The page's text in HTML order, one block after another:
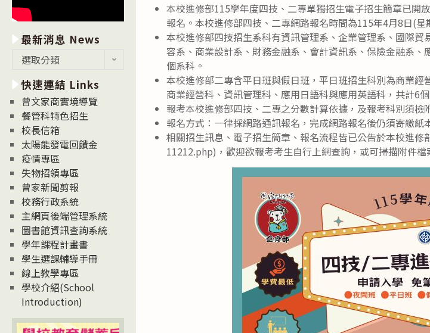
本校進修部115學年度四技、二專單獨招生電子招生簡章已開
報名。本校進修部四技、二專網路報名時間為115年4月8日(
本校進修部四技招生系科有資訊管理系、企業管理系、國際
容系、商業設計系、財務金融系、會計資訊系、保險金融系
個系科。
本校進修部二專含平日班與假日班，平日班招生科別為商業經
商業經營科、資訊管理科、應用日語科與應用英語科，共計6個
報考本校進修部四技、二專之分數計算依據，及報考科別須檢
報名方式：一律採網路通訊報名，完成網路報名後仍須寄繳紙
相關招生訊息、電子招生簡章、報名流程皆已公告於本校進
11212.php)，歡迎欲報考考生自行上網查詢，或可掃描附件檔
最新消息 News
消
息
News
選取分類
快速連結 Links
曾文家商實境導覽
餐管科特色招生
校長信箱
太陽能發電回饋金
疫情專區
失物招領專區
曾家新聞剪報
校務行政系統
主網頁後端管理系統
圖書館資訊查詢系統
學年課程計畫書
學生選課輔導手冊
線上教學專區
學校介紹(School
Introduction)